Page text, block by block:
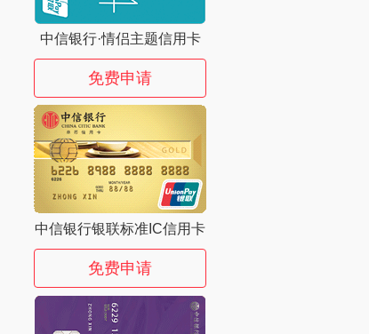
中信银行·情侣主题信用卡
免费申请
中信银行银联标准IC信用卡
免费申请